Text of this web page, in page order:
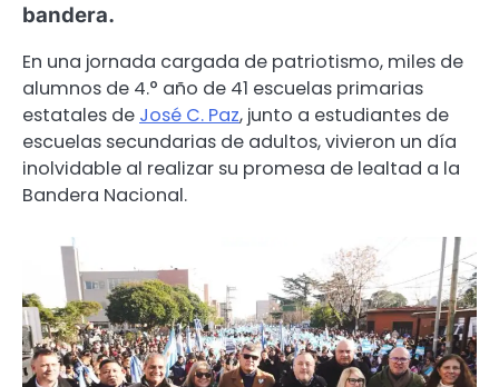
bandera.
En una jornada cargada de patriotismo, miles de
alumnos de 4.° año de 41 escuelas primarias
estatales de José C. Paz, junto a estudiantes de
escuelas secundarias de adultos, vivieron un día
inolvidable al realizar su promesa de lealtad a la
Bandera Nacional.